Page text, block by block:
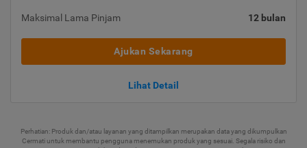
Maksimal Lama Pinjam 12 bulan
Ajukan Sekarang
Lihat Detail
Perhatian: Produk dan/atau layanan yang ditampilkan merupakan data yang dikumpulkan
Cermati untuk membantu pengguna menemukan produk yang sesuai. Segala risiko dan